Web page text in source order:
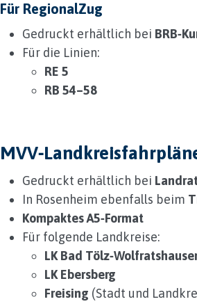
Für RegionalZug
Gedruckt erhältlich bei
Für die Linien:
RE 5
RB 54–58
Gedruckt erhältlich bei
In Rosenheim ebenfalls beim
Kompaktes A5‑Format
Für folgende Landkreise:
LK Bad
LK Ebersberg
Freising (Stadt und